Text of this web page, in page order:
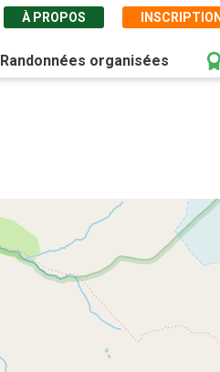
À PROPOS
Randonnées organisées